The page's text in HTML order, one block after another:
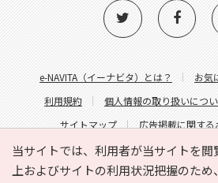
当サイトでは、利用者が当サイトを
上およびサイトの利用状況把握のため
e-NAVITA（イーナビタ）とは？ お気
利用規約
個人情報の取り扱いにつ
サイトマップ
広告掲載に関す
サイトの内容に関するお問